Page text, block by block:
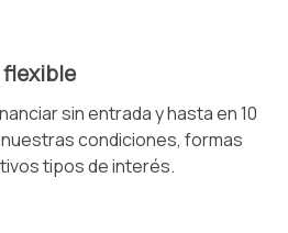
flexible
sin entrada y hasta en 10
condiciones, formas
tipos de interés.